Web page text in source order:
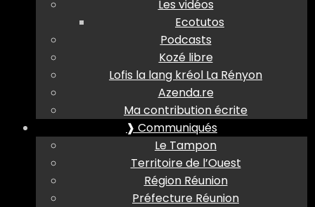
Les vidéos
Ecotutos
Podcasts
Kozé libre
Lofis la lang kréol La Rényon
Azenda.re
Ma contribution écrite
❱ Communiqués
Le Tampon
Territoire de l’Ouest
Région Réunion
Préfecture Réunion